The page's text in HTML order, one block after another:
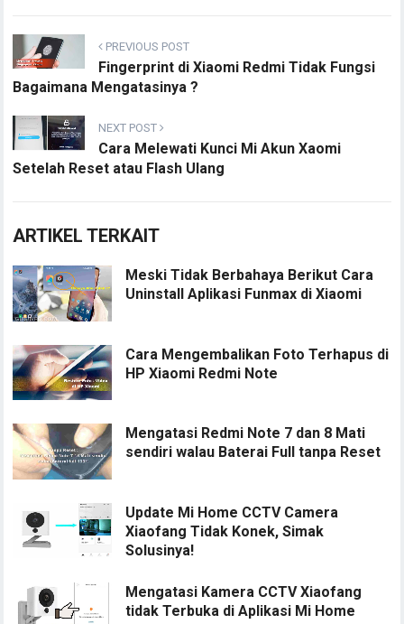
PREVIOUS POST
Fingerprint di Xiaomi Redmi Tidak Fungsi
Bagaimana Mengatasinya ?
NEXT POST
Cara Melewati Kunci Mi Akun Xaomi
Setelah Reset atau Flash Ulang
ARTIKEL TERKAIT
Meski Tidak Berbahaya Berikut Cara
Uninstall Aplikasi Funmax di Xiaomi
Cara Mengembalikan Foto Terhapus di
HP Xiaomi Redmi Note
Mengatasi Redmi Note 7 dan 8 Mati
sendiri walau Baterai Full tanpa Reset
Update Mi Home CCTV Camera
Xiaofang Tidak Konek, Simak
Solusinya!
Mengatasi Kamera CCTV Xiaofang
tidak Terbuka di Aplikasi Mi Home